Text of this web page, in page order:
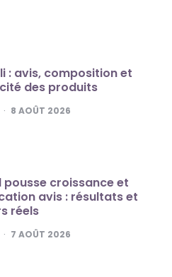
: avis, composition et
des produits
8 AOÛT 2026
pousse croissance et
avis : résultats et
réels
7 AOÛT 2026